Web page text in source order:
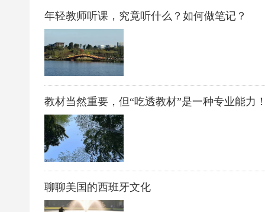
年轻教师听课，究竟听什么？如何做笔记？
教材当然重要，但“吃透教材”是一种专业能力
聊聊美国的西班牙文化